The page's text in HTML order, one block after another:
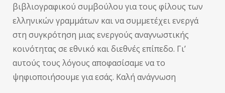
βιβλιογραφικού συμβούλου για τους φίλους των
ελληνικών γραμμάτων και να συμμετέχει ενεργά
στη συγκρότηση μιας ενεργούς αναγνωστικής
κοινότητας σε εθνικό και διεθνές επίπεδο. Γι’
αυτούς τους λόγους αποφασίσαμε να το
ψηφιοποιήσουμε για εσάς. Καλή ανάγνωση